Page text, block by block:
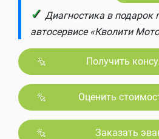
✓ Диагностика в подарок
автосервисе «Кволити
Получить
Оценить
Заказать